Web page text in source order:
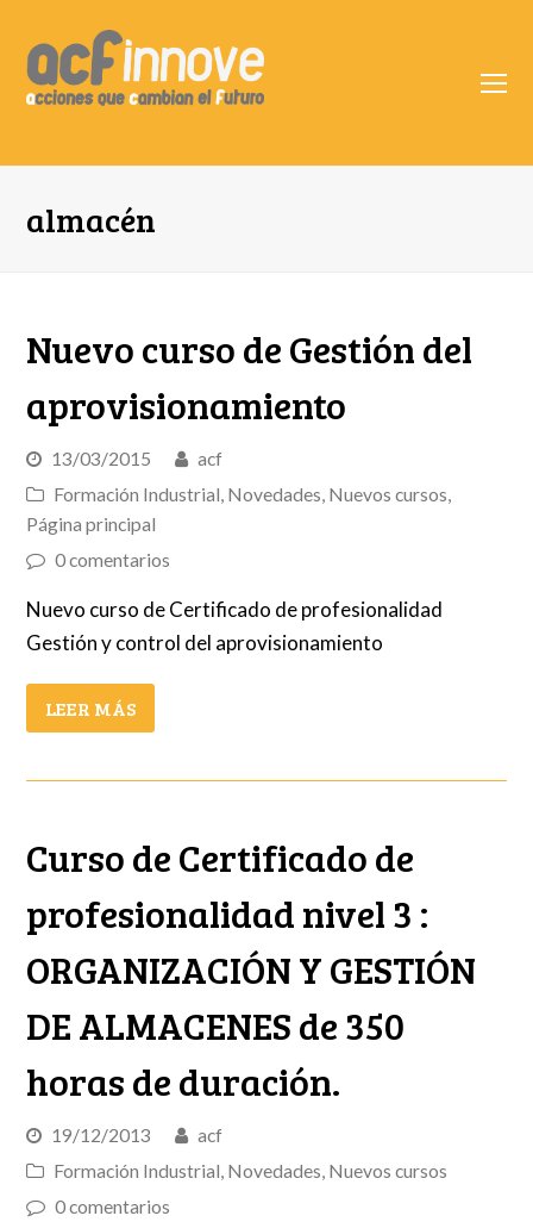
almacén
Nuevo curso de Gestión del
aprovisionamiento
13/03/2015
acf
Formación Industrial, Novedades, Nuevos cursos,
Página principal
0 comentarios
Nuevo curso de Certificado de profesionalidad
Gestión y control del aprovisionamiento
LEER MÁS
Curso de Certificado de
profesionalidad nivel 3 :
ORGANIZACIÓN Y GESTIÓN
DE ALMACENES de 350
horas de duración.
19/12/2013
acf
Formación Industrial, Novedades, Nuevos cursos
0 comentarios